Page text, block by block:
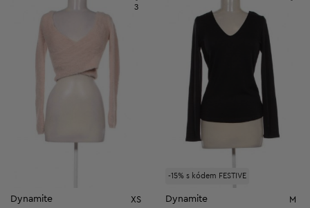
3
Dynamite XS
-15% s kódem FESTIVE
Dynamite M